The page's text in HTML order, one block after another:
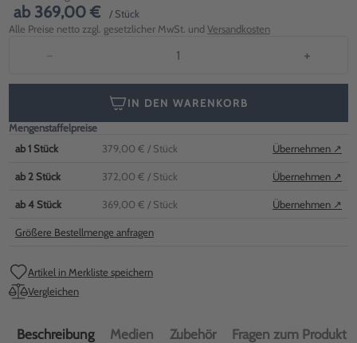
ab 369,00 €
/ Stück
Alle Preise netto zzgl. gesetzlicher MwSt. und Versandkosten
− +
IN DEN WARENKORB
Mengenstaffelpreise
ab1 Stück 379,00 € / Stück Übernehmen ↗
ab 2 Stück 372,00 € / Stück Übernehmen ↗
ab4 Stück 369,00 € / Stück Übernehmen ↗
Größere Bestellmenge anfragen
Artikel in Merkliste speichern
Vergleichen
Beschreibung Medien Zubehör Fragen zum Produkt